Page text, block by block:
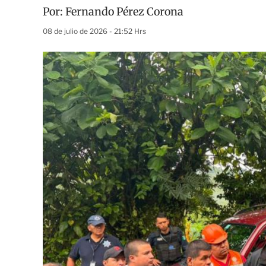
Por: Fernando Pérez Corona
08 de julio de 2026 - 21:52 Hrs